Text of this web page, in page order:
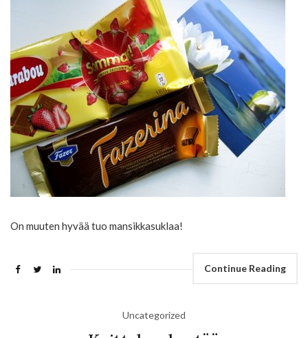
On muuten hyvää tuo mansikkasuklaa!
Continue Reading
Uncategorized